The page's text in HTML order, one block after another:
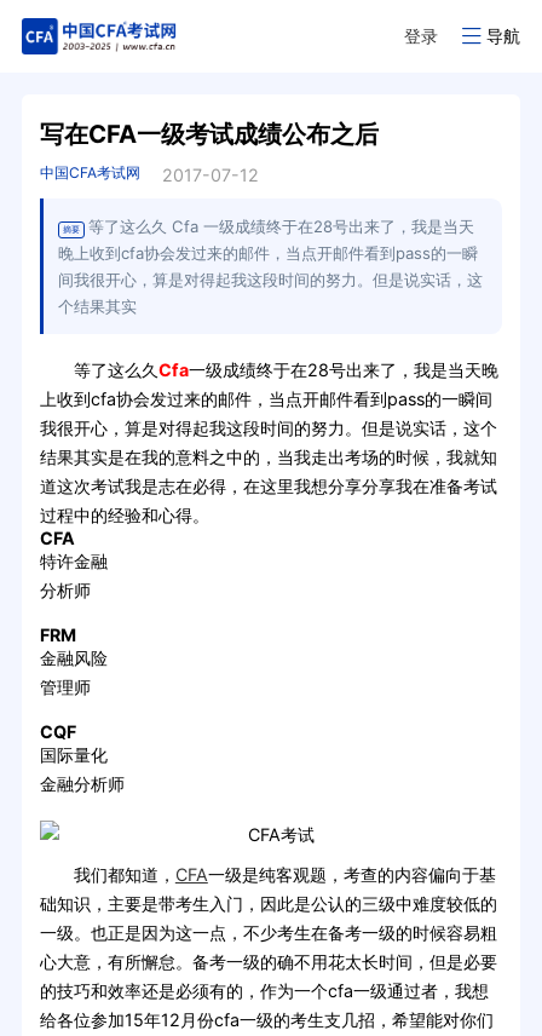
登录 导航
写在CFA一级考试成绩公布之后
中国CFA考试网 2017-07-12
摘要
等了这么久 Cfa 一级成绩终于在28号出来了，我是当天
晚上收到cfa协会发过来的邮件，当点开邮件看到pass的一瞬
间我很开心，算是对得起我这段时间的努力。但是说实话，这
个结果其实
等了这么久Cfa一级成绩终于在28号出来了，我是当天晚
上收到cfa协会发过来的邮件，当点开邮件看到pass的一瞬间
我很开心，算是对得起我这段时间的努力。但是说实话，这个
结果其实是在我的意料之中的，当我走出考场的时候，我就知
道这次考试我是志在必得，在这里我想分享分享我在准备考试
过程中的经验和心得。
CFA
特许金融
分析师
FRM
金融风险
管理师
CQF
国际量化
金融分析师
我们都知道， CFA一级是纯客观题，考查的内容偏向于基
础知识，主要是带考生入门，因此是公认的三级中难度较低的
一级。也正是因为这一点，不少考生在备考一级的时候容易粗
心大意，有所懈怠。备考一级的确不用花太长时间，但是必要
的技巧和效率还是必须有的，作为一个cfa一级通过者，我想
给各位参加15年12月份cfa一级的考生支几招，希望能对你们